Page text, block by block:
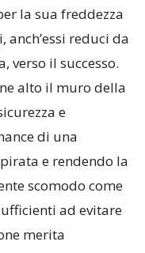
posta in palio
la sua freddezza
reduci da
verso il successo.
alto il muro della
e
di una
e rendendo la
scomodo come
ad evitare